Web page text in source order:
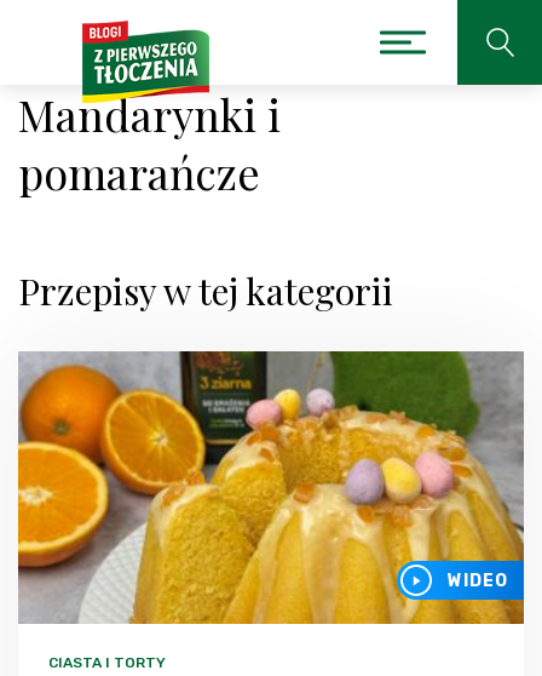
Mandarynki i
pomarańcze
Przepisy w tej kategorii
WIDEO
CIASTA I TORTY